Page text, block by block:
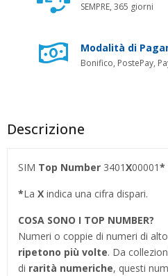
SEMPRE, 365 giorni
Modalità di
Bonifico, PostePay,
Descrizione
SIM Top Number 3401X00001*
*La X indica una cifra dispari.
COSA SONO I TOP NUMBER?
Numeri o coppie di numeri di
ripetono più volte. Da
di rarità numeriche, questi